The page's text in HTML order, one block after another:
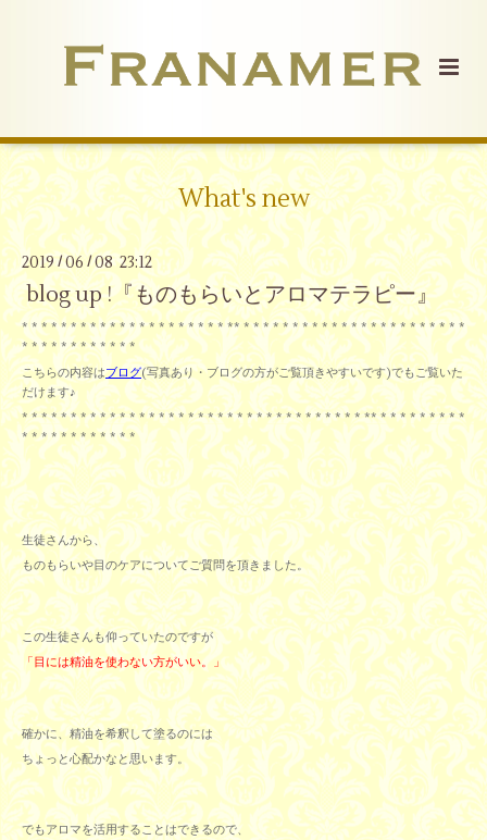
What's new
2019/06 /08 23:12
blog up !『ものもらいとアロマテラピー』
* * * * * * * * * * * * * * * * * * * * * ** * * * * * * * * * * * * * * * * * * * * * * *
* * * * * * * * * * * *
こちらの内容はブログ(写真あり・ブログの方がご覧頂きやすいです)でもご覧いた
だけます♪
* * * * * * * * * * * * * * * * * * * * * * * * * * * * * * * * * * * ** * * * * * * * * *
* * * * * * * * * * * *
生徒さんから、
ものもらいや目のケアについてご質問を頂きました。
この生徒さんも仰っていたのですが
「目には精油を使わない方がいい。」
確かに、精油を希釈して塗るのには
ちょっと心配かなと思います。
でもアロマを活用することはできるので、